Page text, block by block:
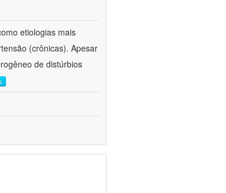
etiologias mais
(crônicas). Apesar
de distúrbios